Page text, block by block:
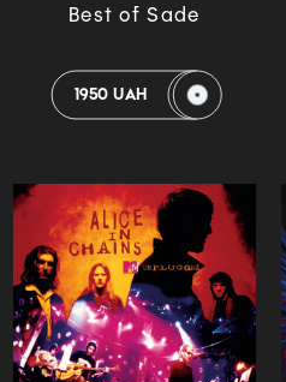
Best of Sade
1950 UAH